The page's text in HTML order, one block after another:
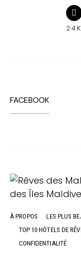
24K
FACEBOOK
À PROPOS
LES PLUS
TOP 10 HÔTELS DE
CONFIDENTIALITÉ